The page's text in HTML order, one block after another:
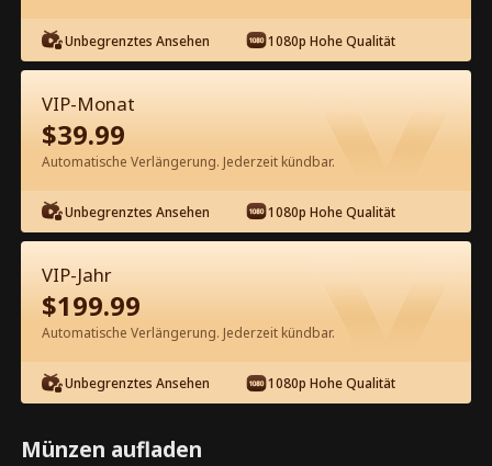
Kostenlos in der App ansehen
Episode 40 - Nach dem Tod fand ich
die wahre Liebe Kompletter Film
1-50 51-88
40 41 42 43 44
Unbegrenztes Ansehen 1080p Hohe Qualität
VIP-Monat
$39.99
Automatische Verlängerung. Jederzeit kündbar.
Unbegrenztes Ansehen 1080p Hohe Qualität
VIP-Jahr
$199.99
Automatische Verlängerung. Jederzeit kündbar.
Unbegrenztes Ansehen 1080p Hohe Qualität
Münzen aufladen